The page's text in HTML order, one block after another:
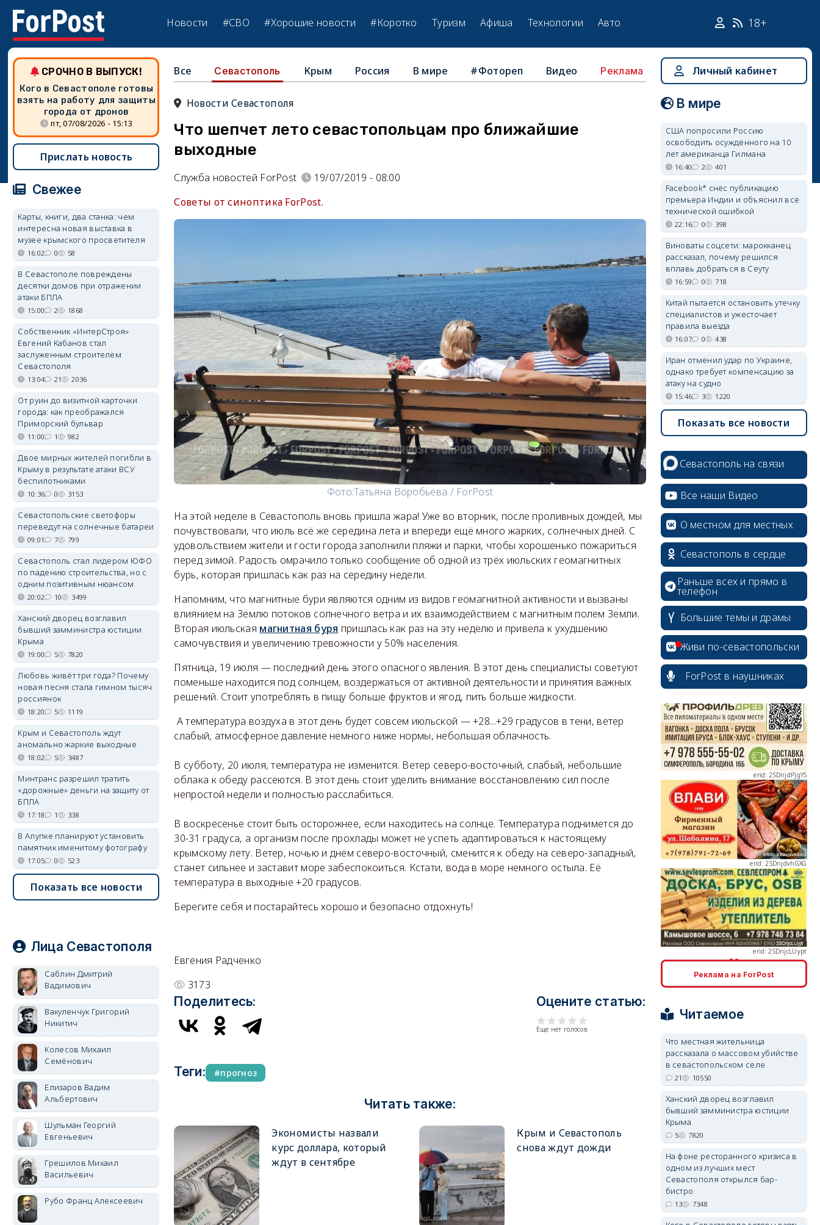
Новости #СВО #Хорошие новости #Коротко Туризм Афиша Технологии Авто 18+
Все Севастополь Крым Россия В мире #Фотореп Видео Реклама
Новости Севастополя
Что шепчет лето севастопольцам про ближайшие
выходные
Служба новостей ForPost
19/07/2019 - 08:00
Советы от синоптика ForPost.
Фото:Татьяна Воробьёва / ForPost
На этой неделе в Севастополь вновь пришла жара! Уже во вторник, после проливных дождей, мы
почувствовали, что июль всё же середина лета и впереди ещё много жарких, солнечных дней. С
удовольствием жители и гости города заполнили пляжи и парки, чтобы хорошенько пожариться
перед зимой. Радость омрачило только сообщение об одной из трёх июльских геомагнитных
бурь, которая пришлась как раз на середину недели.
Напомним, что магнитные бури являются одним из видов геомагнитной активности и вызваны
влиянием на Землю потоков солнечного ветра и их взаимодействием с магнитным полем Земли.
Вторая июльская магнитная буря пришлась как раз на эту неделю и привела к ухудшению
самочувствия и увеличению тревожности у 50% населения.
Пятница, 19 июля — последний день этого опасного явления. В этот день специалисты советуют
поменьше находится под солнцем, воздержаться от активной деятельности и принятия важных
решений. Стоит употреблять в пищу больше фруктов и ягод, пить больше жидкости.
А температура воздуха в этот день будет совсем июльской — +28...+29 градусов в тени, ветер
слабый, атмосферное давление немного ниже нормы, небольшая облачность.
В субботу, 20 июля, температура не изменится. Ветер северо-восточный, слабый, небольшие
облака к обеду рассеются. В этот день стоит уделить внимание восстановлению сил после
непростой недели и полностью расслабиться.
В воскресенье стоит быть осторожнее, если находитесь на солнце. Температура поднимется до
30-31 градуса, а организм после прохлады может не успеть адаптироваться к настоящему
крымскому лету. Ветер, ночью и днём северо-восточный, сменится к обеду на северо-западный,
станет сильнее и заставит море забеспокоиться. Кстати, вода в море немного остыла. Её
температура в выходные +20 градусов.
Берегите себя и постарайтесь хорошо и безопасно отдохнуть!
Евгения Радченко
3173
Поделитесь: Оцените статью:
Еще нет голосов
Теги: прогноз
Читать также:
Экономисты назвали
курс доллара, который
ждут в сентябре
Крым и Севастополь
снова ждут дожди
СРОЧНО В ВЫПУСК!
Кого в Севастополе готовы
взять на работу для защиты
города от дронов
пт, 07/08/2026 - 15:13
Прислать новость
Свежее
Карты, книги, два станка: чем
интересна новая выставка в
музее крымского просветителя
16:02 0 58
В Севастополе повреждены
десятки домов при отражении
атаки БПЛА
15:00 2 1868
Собственник «ИнтерСтроя»
Евгений Кабанов стал
заслуженным строителем
Севастополя
13:04 21 2036
От руин до визитной карточки
города: как преображался
Приморский бульвар
11:00 1 982
Двое мирных жителей погибли в
Крыму в результате атаки ВСУ
беспилотниками
10:36 0 3153
Севастопольские светофоры
переведут на солнечные батареи
09:01 7 799
Севастополь стал лидером ЮФО
по падению строительства, но с
одним позитивным нюансом
20:02 10 3499
Ханский дворец возглавил
бывший замминистра юстиции
Крыма
19:00 5 7820
Любовь живёт три года? Почему
новая песня стала гимном тысяч
россиянок
18:20 5 1119
Крым и Севастополь ждут
аномально жаркие выходные
18:02 5 3487
Минтранс разрешил тратить
«дорожные» деньги на защиту от
БПЛА
17:18 1 338
В Алупке планируют установить
памятник именитому фотографу
17:05 0 523
Показать все новости
Лица Севастополя
Саблин Дмитрий
Вадимович
Вакуленчук Григорий
Никитич
Колесов Михаил
Семёнович
Елизаров Вадим
Альбертович
Шульман Георгий
Евгеньевич
Грешилов Михаил
Васильевич
Рубо Франц Алексеевич
Личный кабинет
В мире
США попросили Россию
освободить осуждённого на 10
лет американца Гилмана
16:40 2 401
Facebook* снёс публикацию
премьера Индии и объяснил всё
технической ошибкой
22:16 0 398
Виноваты соцсети: марокканец
рассказал, почему решился
вплавь добраться в Сеуту
16:59 0 718
Китай пытается остановить утечку
специалистов и ужесточает
правила выезда
16:07 0 438
Иран отменил удар по Украине,
однако требует компенсацию за
атаку на судно
15:46 3 1220
Показать все новости
Севастополь на связи
Все наши Видео
О местном для местных
Севастополь в сердце
Раньше всех и прямо в
телефон
Большие темы и драмы
Живи по-севастопольски
ForPost в наушниках
erid: 2SDnjcrDNw6
erid: 2SDnjdPjgYS
erid: 2SDnjdvhGXG
erid: 2SDnjcLUypt
erid: 2SDnjcrDNw6
erid: 2SDnjdvhGXG
Реклама на ForPost
Читаемое
Что местная жительница
рассказала о массовом убийстве
в севастопольском селе
21 10550
Ханский дворец возглавил
бывший замминистра юстиции
Крыма
5 7820
На фоне ресторанного кризиса в
одном из лучших мест
Севастополя открылся бар-
бистро
13 7348